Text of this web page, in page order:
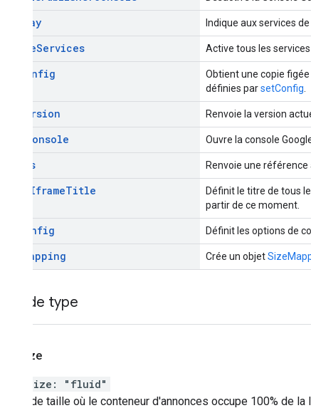
display Indique aux services
enableServices Active tous les
Config
Obtient une copie
définies parsetConfig
Version Renvoie la version
Console Ouvre la console
pubads Renvoie une référence
IframeTitle Définit le titre de tous
partir de ce moment.
Config Définit les options de
Mapping Crée un objet
Alias de type
Size
FluidSize :
"fluid"
Chaîne de taille où le conteneur d'annonces occupe 100% de